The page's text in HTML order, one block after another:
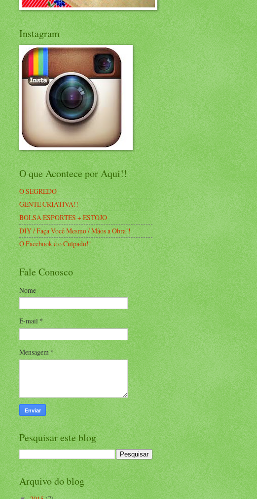
Instagram
O que Acontece por Aqui!!
O SEGREDO
GENTE CRIATIVA!!
BOLSA ESPORTES + ESTOJO
DIY / Faça Você Mesmo / Mãos a Obra!!
O Facebook é o Culpado!!
Fale Conosco
Nome
E-mail*
Mensagem*
Pesquisar este blog
Arquivo do blog